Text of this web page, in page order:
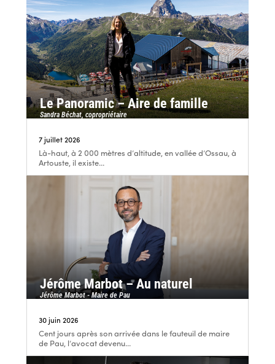
Le Panoramic – Aire de famille
Sandra Béchat, copropriétaire
7 juillet 2026
Là-haut, à 2 000 mètres d’altitude, en vallée d’Ossau, à
Artouste, il existe...
Jérôme Marbot – Au naturel
Jérôme Marbot - Maire de Pau
30 juin 2026
Cent jours après son arrivée dans le fauteuil de maire
de Pau, l’avocat devenu...